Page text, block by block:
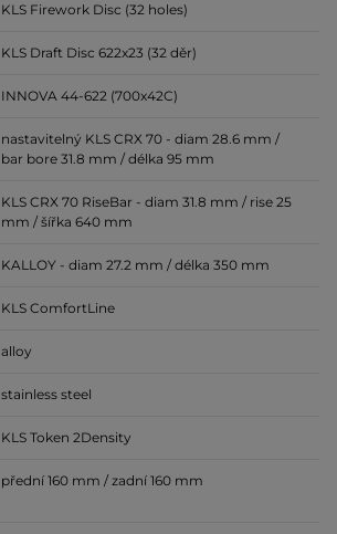
KLS Firework Disc (32 holes)
KLS Draft Disc 622x23 (32 děr)
INNOVA 44-622 (700x42C)
nastavitelný KLS CRX 70 - diam 28.6 mm /
bar bore 31.8 mm / délka 95 mm
KLS CRX 70 RiseBar - diam 31.8 mm / rise 25
mm / šířka 640 mm
KALLOY - diam 27.2 mm / délka 350 mm
KLS ComfortLine
alloy
stainless steel
KLS Token 2Density
přední 160 mm / zadní 160 mm